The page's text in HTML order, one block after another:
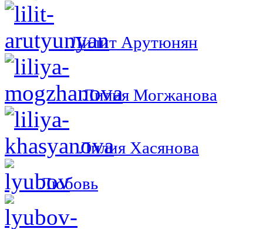
Лилит Арутюнян
Лилия Могжанова
Лилия Хасянова
Любовь